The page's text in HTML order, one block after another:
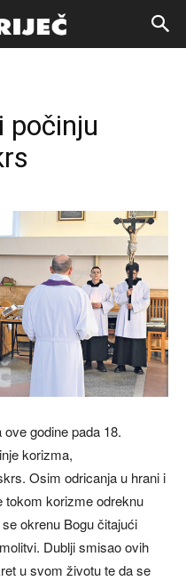
počinju
godine pada 18.
korizma,
Osim odricanja u hrani i
tokom korizme odreknu
okrenu Bogu čitajući
Dublji smisao ovih
u svom životu te da se